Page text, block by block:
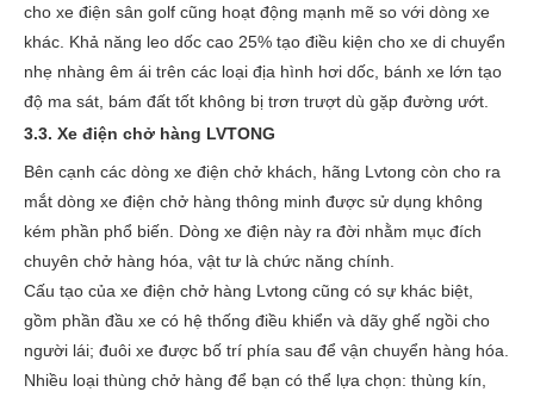
cho xe điện sân golf cũng hoạt động mạnh mẽ so với dòng xe
khác. Khả năng leo dốc cao 25% tạo điều kiện cho xe di chuyển
nhẹ nhàng êm ái trên các loại địa hình hơi dốc, bánh xe lớn tạo
độ ma sát, bám đất tốt không bị trơn trượt dù gặp đường ướt.
3.3. Xe điện chở hàng LVTONG
Bên cạnh các dòng xe điện chở khách, hãng Lvtong còn cho ra
mắt dòng xe điện chở hàng thông minh được sử dụng không
kém phần phổ biến. Dòng xe điện này ra đời nhằm mục đích
chuyên chở hàng hóa, vật tư là chức năng chính.
Cấu tạo của xe điện chở hàng Lvtong cũng có sự khác biệt,
gồm phần đầu xe có hệ thống điều khiển và dãy ghế ngồi cho
người lái; đuôi xe được bố trí phía sau để vận chuyển hàng hóa.
Nhiều loại thùng chở hàng để bạn có thể lựa chọn: thùng kín,